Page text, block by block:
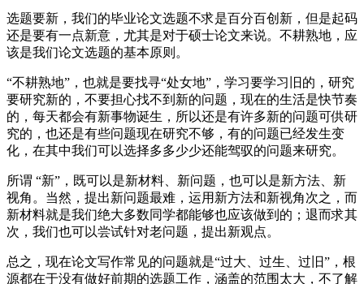
选题要新，我们的毕业论文选题不求是百分百创新，但是起码
还是要有一点新意，尤其是对于硕士论文来说。不耕熟地，应
该是我们论文选题的基本原则。
“不耕熟地”，也就是要找寻“处女地”，学习要学习旧的，研究
要研究新的，不要担心找不到新的问题，现在的生活是快节奏
的，每天都会有新事物诞生，所以还是有许多新的问题可供研
究的，也还是有些问题现在研究不够，有的问题已经发生变
化，在其中我们可以选择多多少少还能驾驭的问题来研究。
所谓 “新”，既可以是新材料、新问题，也可以是新方法、新
视角。当然，提出新问题最难，运用新方法和新视角次之，而
新材料就是我们绝大多数同学都能够也应该做到的；退而求其
次，我们也可以尝试针对老问题，提出新观点。
总之，现在论文写作常见的问题就是“过大、过生、过旧”，根
源都在于没有做好前期的选题工作，涵盖的范围太大，不了解